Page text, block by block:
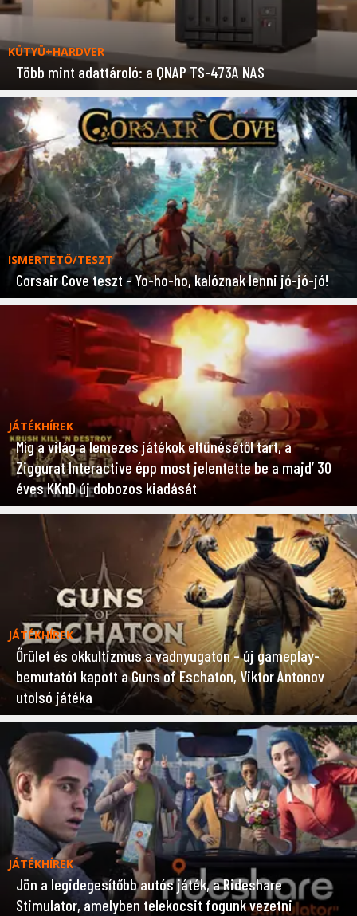
KÜTYÜ+HARDVER
Több mint adattároló: a QNAP TS-473A NAS
ISMERTETŐ/TESZT
Corsair Cove teszt – Yo-ho-ho, kalóznak lenni jó-jó-jó!
JÁTÉKHÍREK
Míg a világ a lemezes játékok eltűnésétől tart, a
Ziggurat Interactive épp most jelentette be a majd’ 30
éves KKnD új dobozos kiadását
JÁTÉKHÍREK
Őrület és okkultizmus a vadnyugaton – új gameplay-
bemutatót kapott a Guns of Eschaton, Viktor Antonov
utolsó játéka
JÁTÉKHÍREK
Jön a legidegesítőbb autós játék, a Rideshare
Stimulator, amelyben telekocsit fogunk vezetni